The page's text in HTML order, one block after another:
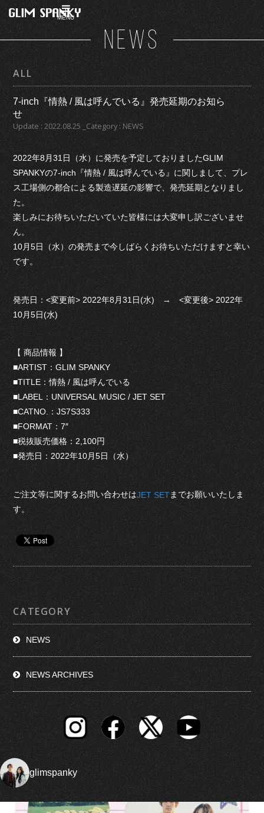
MENU
NEWS
ALL
7-inch『情熱 / 風は呼んでいる』発売延期のお知ら
せ
Update : 2022.08.25 _Category : NEWS
2022年8月31日（水）に発売を予定しておりましたGLIM
SPANKYの7-inch『情熱 / 風は呼んでいる』に関しまして、プレ
ス工場側の都合による製造遅延の影響で、発売延期となりまし
た。
楽しみにお待ちいただいていた皆様には大変申し訳ございませ
ん。
10月5日（水）の発売まで今しばらくお待ちいただけますと幸い
です。
発売日：<変更前> 2022年8月31日(水) → <変更後> 2022年
10月5日(水)
【 商品情報 】
■ARTIST：GLIM SPANKY
■TITLE：情熱 / 風は呼んでいる
■LABEL：UNIVERSAL MUSIC / JET SET
■CATNO.：JS7S333
■FORMAT：7″
■税抜販売価格：2,100円
■発売日：2022年10月5日（水）
ご注文等に関するお問い合わせはJET SETまでお願いいたしま
す。
CATEGORY
NEWS
NEWS ARCHIVES
glimspanky